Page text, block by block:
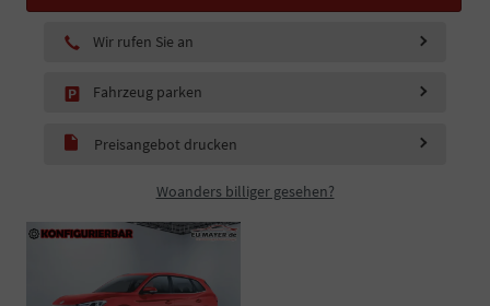
Wir rufen Sie an
Fahrzeug parken
Preisangebot drucken
Woanders billiger gesehen?